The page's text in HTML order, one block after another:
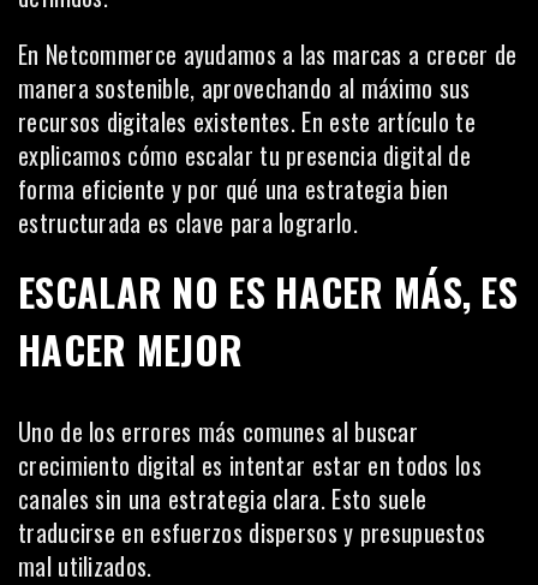
En Netcommerce ayudamos a las marcas a crecer de
manera sostenible, aprovechando al máximo sus
recursos digitales existentes. En este artículo te
explicamos cómo escalar tu presencia digital de
forma eficiente y por qué una estrategia bien
estructurada es clave para lograrlo.
ESCALAR NO ES HACER MÁS, ES
HACER MEJOR
Uno de los errores más comunes al buscar
crecimiento digital es intentar estar en todos los
canales sin una estrategia clara. Esto suele
traducirse en esfuerzos dispersos y presupuestos
mal utilizados.